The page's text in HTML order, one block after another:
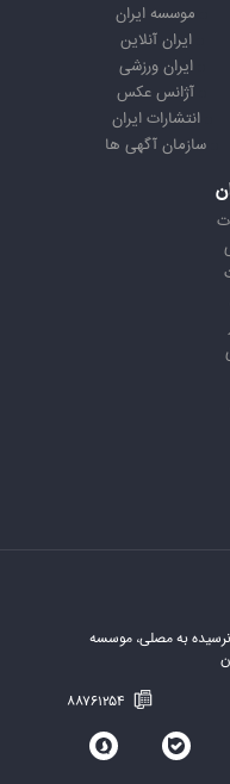
موسسه ایران
ایران آنلاین
ایران ورزشی
آژانس عکس
انتشارات ایران
سازمان آگهی ها
نرسیده به مصلی، موسسه